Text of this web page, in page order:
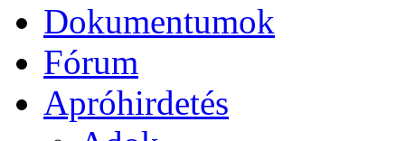
Dokumentumok
Fórum
Apróhirdetés